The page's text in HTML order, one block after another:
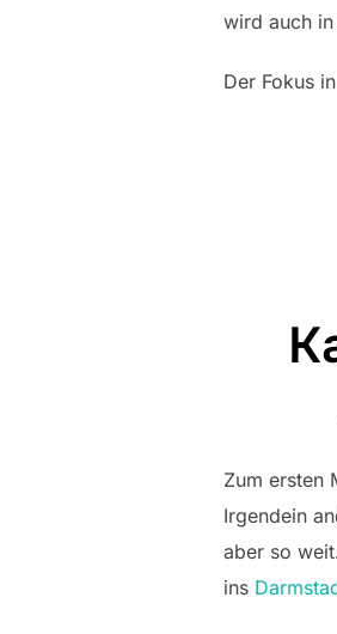
wird auch
Der Fokus
Zum ersten
Irgendein
aber so
ins